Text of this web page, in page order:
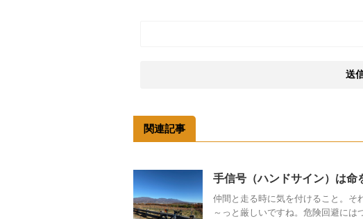
関連記事
手信号（ハンドサイン）は命
仲間と走る時に気を付けること。そ
～っと厳しいですね。危険回避に